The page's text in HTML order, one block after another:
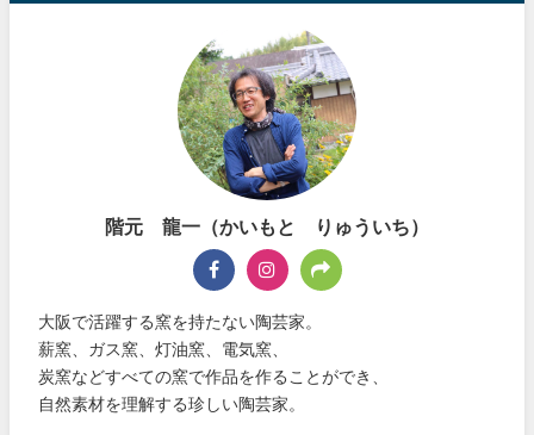
階元 龍一（かいもと りゅういち）
大阪で活躍する窯を持たない陶芸家。
薪窯、ガス窯、灯油窯、電気窯、
炭窯などすべての窯で作品を作ることができ、
自然素材を理解する珍しい陶芸家。